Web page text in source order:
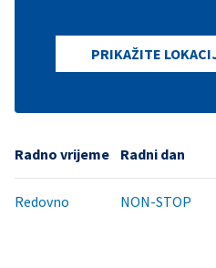
PRIKAŽITE
Radno vrijeme Radni dan
Redovno NON-STOP